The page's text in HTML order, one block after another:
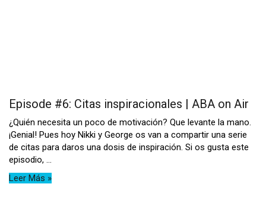
Episode #6: Citas inspiracionales | ABA on Air
¿Quién necesita un poco de motivación? Que levante la mano.
¡Genial! Pues hoy Nikki y George os van a compartir una serie
de citas para daros una dosis de inspiración. Si os gusta este
episodio, ...
Leer Más »